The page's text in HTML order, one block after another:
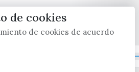
youtube instagram
de cookies
de cookies de acuerdo